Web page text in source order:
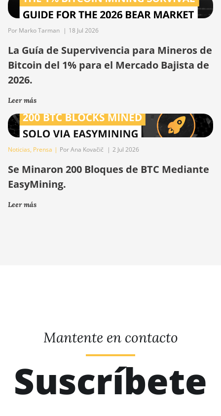
Por Marko Tarman | 18 Jul 2026
La Guía de Supervivencia para Mineros de
Bitcoin del 1% para el Mercado Bajista de
2026.
Leer más
Noticias, Prensa | Por Ana Kovačič | 2 Jul 2026
Se Minaron 200 Bloques de BTC Mediante
EasyMining.
Leer más
Mantente en contacto
Suscríbete